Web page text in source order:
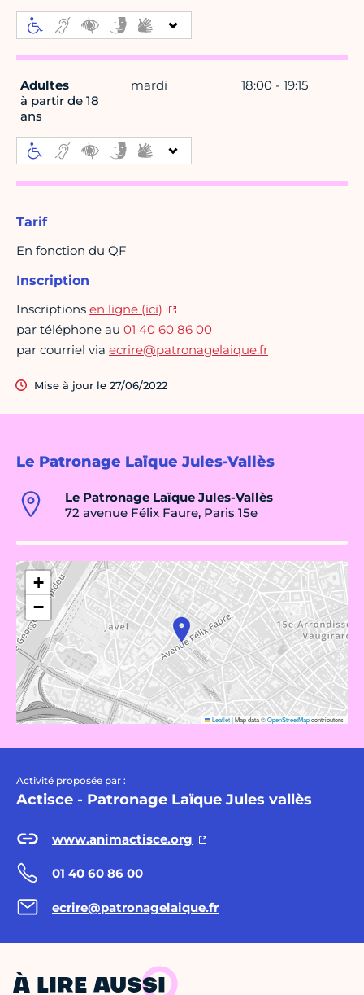
Le Patronage Laïque Jules-Vallès
Le Patronage Laïque Jules-Vallès
72 avenue Félix Faure, Paris 15e
+
−
Leaflet|Map data ©OpenStreetMapcontributors
Activité proposée par :
Actisce - Patronage Laïque Jules vallès
www.animactisce.org
01 40 60 86 00
ecrire@patronagelaique.fr
Adultes
à partir de 18
ans
mardi 18:00 - 19:15
Tarif
En fonction du QF
Inscription
Inscriptions en ligne (ici)
par téléphone au 01 40 60 86 00
par courriel via ecrire@patronagelaique.fr
Mise à jour le 27/06/2022
À LIRE AUSSI